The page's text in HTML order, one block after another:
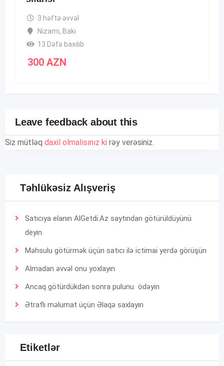
3 həftə əvvəl
Nizami, Bakı
13 Dəfə baxılıb
300 AZN
Leave feedback about this
Siz mütləq daxil olmalısınız ki rəy verəsiniz.
Təhlükəsiz Alışveriş
Satıcıya elanın AlGetdi.Az saytından götürüldüyünü
deyin
Məhsulu götürmək üçün satıcı ilə ictimai yerdə görüşün
Almadan əvvəl onu yoxlayın
Ancaq götürdükdən sonra pulunu ödəyin
Ətraflı məlumat üçün Əlaqə saxlayın
Etiketlər